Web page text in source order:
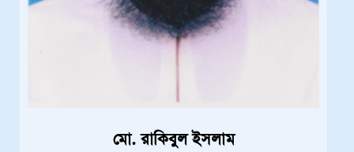
মো. রাকিবুল ইসলাম